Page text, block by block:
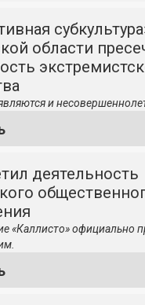
области
и
деятельность
«Каллисто» официально